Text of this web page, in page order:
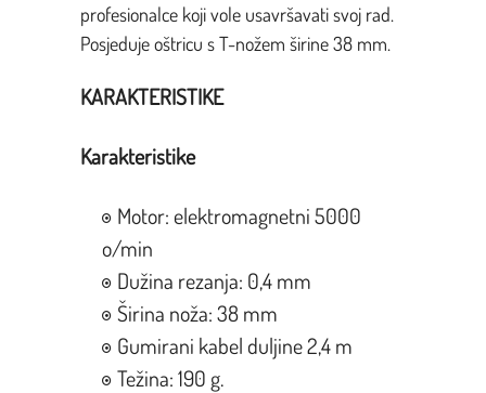
profesionalce koji vole usavršavati svoj rad.
Posjeduje oštricu s T-nožem širine 38 mm.
KARAKTERISTIKE
Karakteristike
Motor: elektromagnetni 5000
o/min
Dužina rezanja: 0,4 mm
Širina noža: 38 mm
Gumirani kabel duljine 2,4 m
Težina: 190 g.